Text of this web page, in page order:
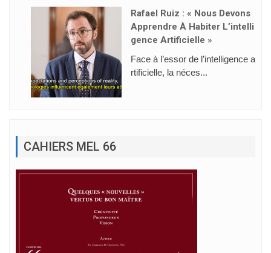
Rafael Ruiz : « Nous Devons
Apprendre À Habiter L’intelli
Gence Artificielle »
Face à l’essor de l’intelligence a
rtificielle, la néces...
CAHIERS MEL 66